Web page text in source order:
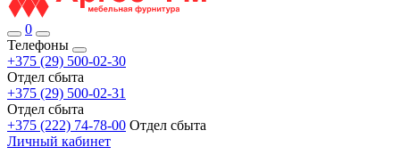
0
Телефоны
+375 (29) 500-02-30
Отдел сбыта
+375 (29) 500-02-31
Отдел сбыта
+375 (222) 74-78-00 Отдел сбыта
Личный кабинет